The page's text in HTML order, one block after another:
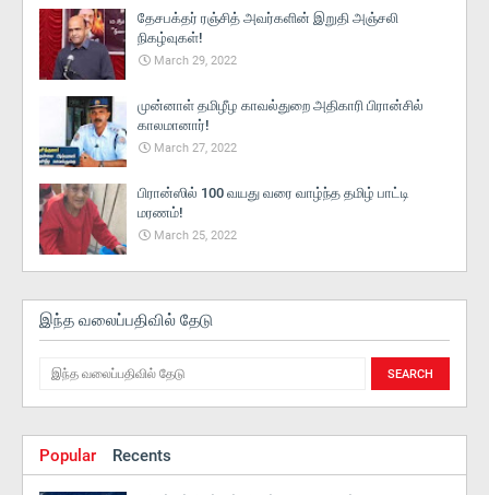
தேசபக்தர் ரஞ்சித் அவர்களின் இறுதி அஞ்சலி
நிகழ்வுகள்!
March 29, 2022
முன்னாள் தமிழீழ காவல்துறை அதிகாரி பிரான்சில்
காலமானார்!
March 27, 2022
பிரான்ஸில் 100 வயது வரை வாழ்ந்த தமிழ் பாட்டி
மரணம்!
March 25, 2022
இந்த வலைப்பதிவில் தேடு
Popular Recents